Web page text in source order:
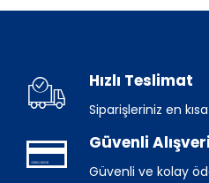
Hızlı Teslimat
Siparişleriniz en
Güvenli
Güvenli ve kolay